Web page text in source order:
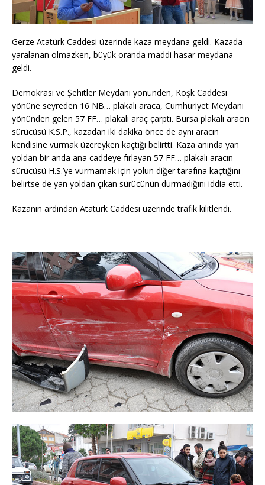
Gerze Atatürk Caddesi üzerinde kaza meydana geldi. Kazada
yaralanan olmazken, büyük oranda maddi hasar meydana
geldi.
Demokrasi ve Şehitler Meydanı yönünden, Köşk Caddesi
yönüne seyreden 16 NB… plakalı araca, Cumhuriyet Meydanı
yönünden gelen 57 FF… plakalı araç çarptı. Bursa plakalı aracın
sürücüsü K.S.P., kazadan iki dakika önce de aynı aracın
kendisine vurmak üzereyken kaçtığı belirtti. Kaza anında yan
yoldan bir anda ana caddeye fırlayan 57 FF… plakalı aracın
sürücüsü H.S.’ye vurmamak için yolun diğer tarafına kaçtığını
belirtse de yan yoldan çıkan sürücünün durmadığını iddia etti.
Kazanın ardından Atatürk Caddesi üzerinde trafik kilitlendi.